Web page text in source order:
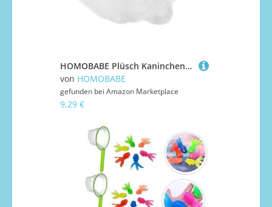
HOMOBABE Plüsch Kaninchen Ornament Niedliche Cartoon Hase Figur aus Hochwertigem Plüschmaterial Langlebig und Robust als Dekoration für Schreibtisch Geeignet
von HOMOBABE
gefunden bei Amazon Marketplace
9,29 €